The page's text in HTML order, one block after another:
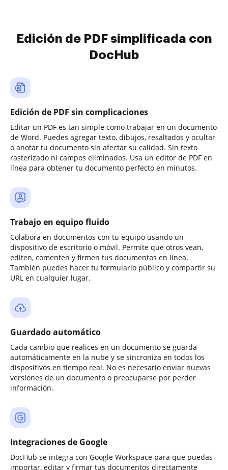
Edición de PDF simplificada con
DocHub
Edición de PDF sin complicaciones
Editar un PDF es tan simple como trabajar en un documento
de Word. Puedes agregar texto, dibujos, resaltados y ocultar
o anotar tu documento sin afectar su calidad. Sin texto
rasterizado ni campos eliminados. Usa un editor de PDF en
línea para obtener tu documento perfecto en minutos.
Trabajo en equipo fluido
Colabora en documentos con tu equipo usando un
dispositivo de escritorio o móvil. Permite que otros vean,
editen, comenten y firmen tus documentos en línea.
También puedes hacer tu formulario público y compartir su
URL en cualquier lugar.
Guardado automático
Cada cambio que realices en un documento se guarda
automáticamente en la nube y se sincroniza en todos los
dispositivos en tiempo real. No es necesario enviar nuevas
versiones de un documento o preocuparse por perder
información.
Integraciones de Google
DocHub se integra con Google Workspace para que puedas
importar, editar y firmar tus documentos directamente